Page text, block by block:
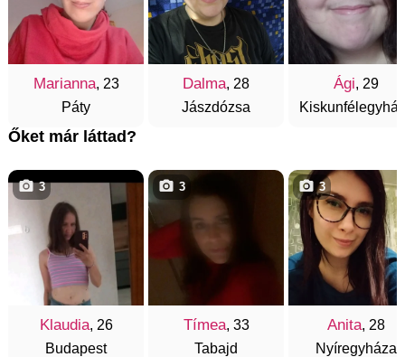
Marianna, 23
Páty
Dalma, 28
Jászdózsa
Ági, 29
Őket már láttad?
Klaudia, 26
Budapest
3
Tímea, 33
Tabajd
3
Anita, 28
Nyíregyháza
3